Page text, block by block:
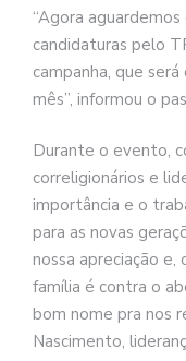
“Agora
candidaturas pelo
campanha, que
mês”, informou o
Durante o evento,
correligionários e
importância e o
para as novas
nossa apreciação
família é contra o
bom nome pra nos
Nascimento,